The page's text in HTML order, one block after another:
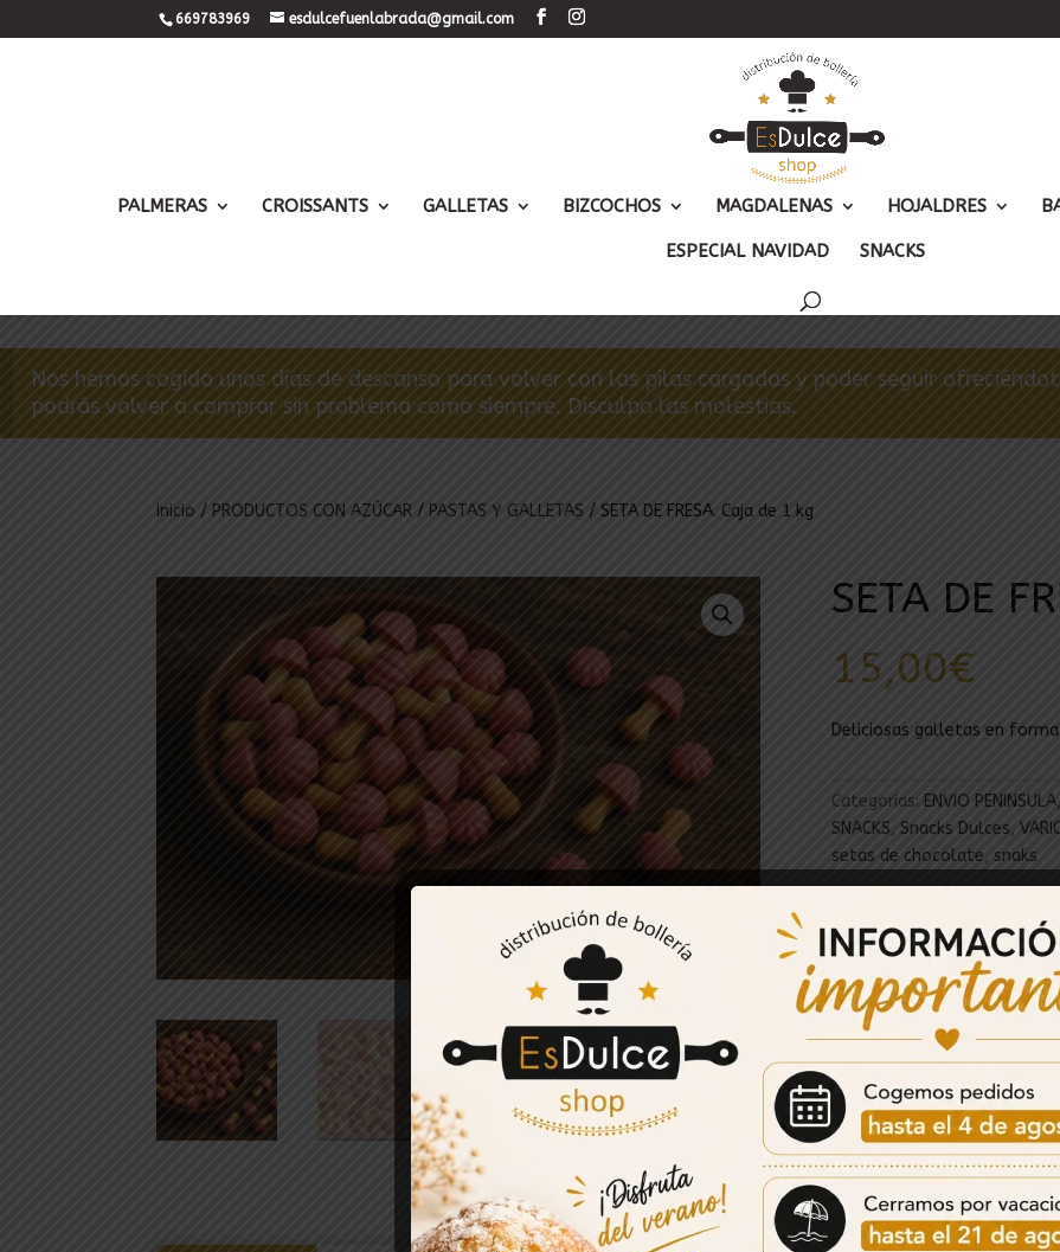
669783969 esdulcefuenlabrada@gmail.com
PALMERAS CROISSANTS GALLETAS BIZCOCHOS MAGDALENAS HOJALDRES
ESPECIAL NAVIDAD SNACKS
Nos hemos cogido unos días de descanso para volver con las pilas cargadas y poder seguir
podrás volver a comprar sin problema como siempre. Disculpa las molestias.
Inicio / PRODUCTOS CON AZÚCAR / PASTAS Y GALLETAS / SETA DE FRESA. Caja de 1 kg
SETA DE
15,00€
Deliciosas galletas en
Categorías: ENVIO PENINSULA,
SNACKS, Snacks Dulces,
setas de chocolate, snaks